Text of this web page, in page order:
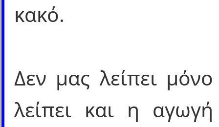
κακό.
Δεν μας λείπει
λείπει και η